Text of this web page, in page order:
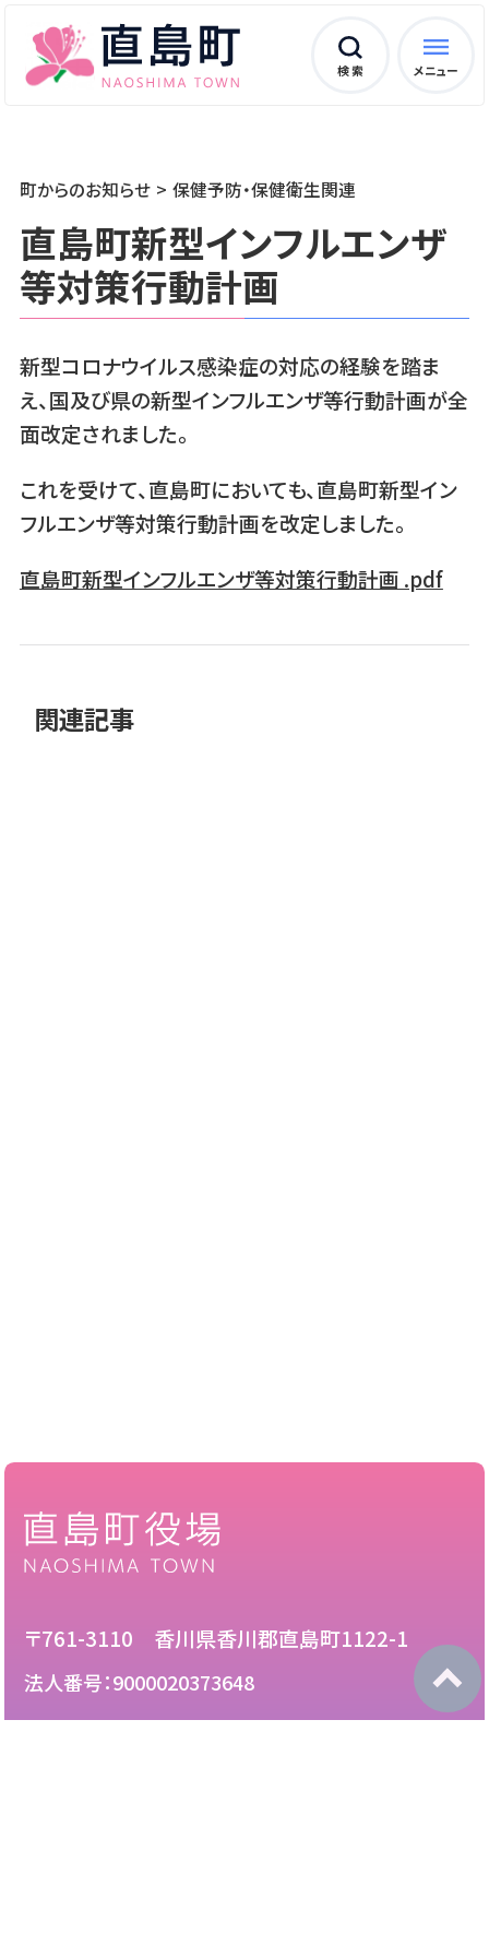
検 索 メニュー
町からのお知らせ 保健予防・保健衛生関連
直島町新型インフルエンザ
等対策行動計画
新型コロナウイルス感染症の対応の経験を踏ま
え、国及び県の新型インフルエンザ等行動計画が全
面改定されました。
これを受けて、直島町においても、直島町新型イン
フルエンザ等対策行動計画を改定しました。
直島町新型インフルエンザ等対策行動計画 .pdf
関連記事
〒761-3110 香川県香川郡直島町1122-1
法人番号：9000020373648